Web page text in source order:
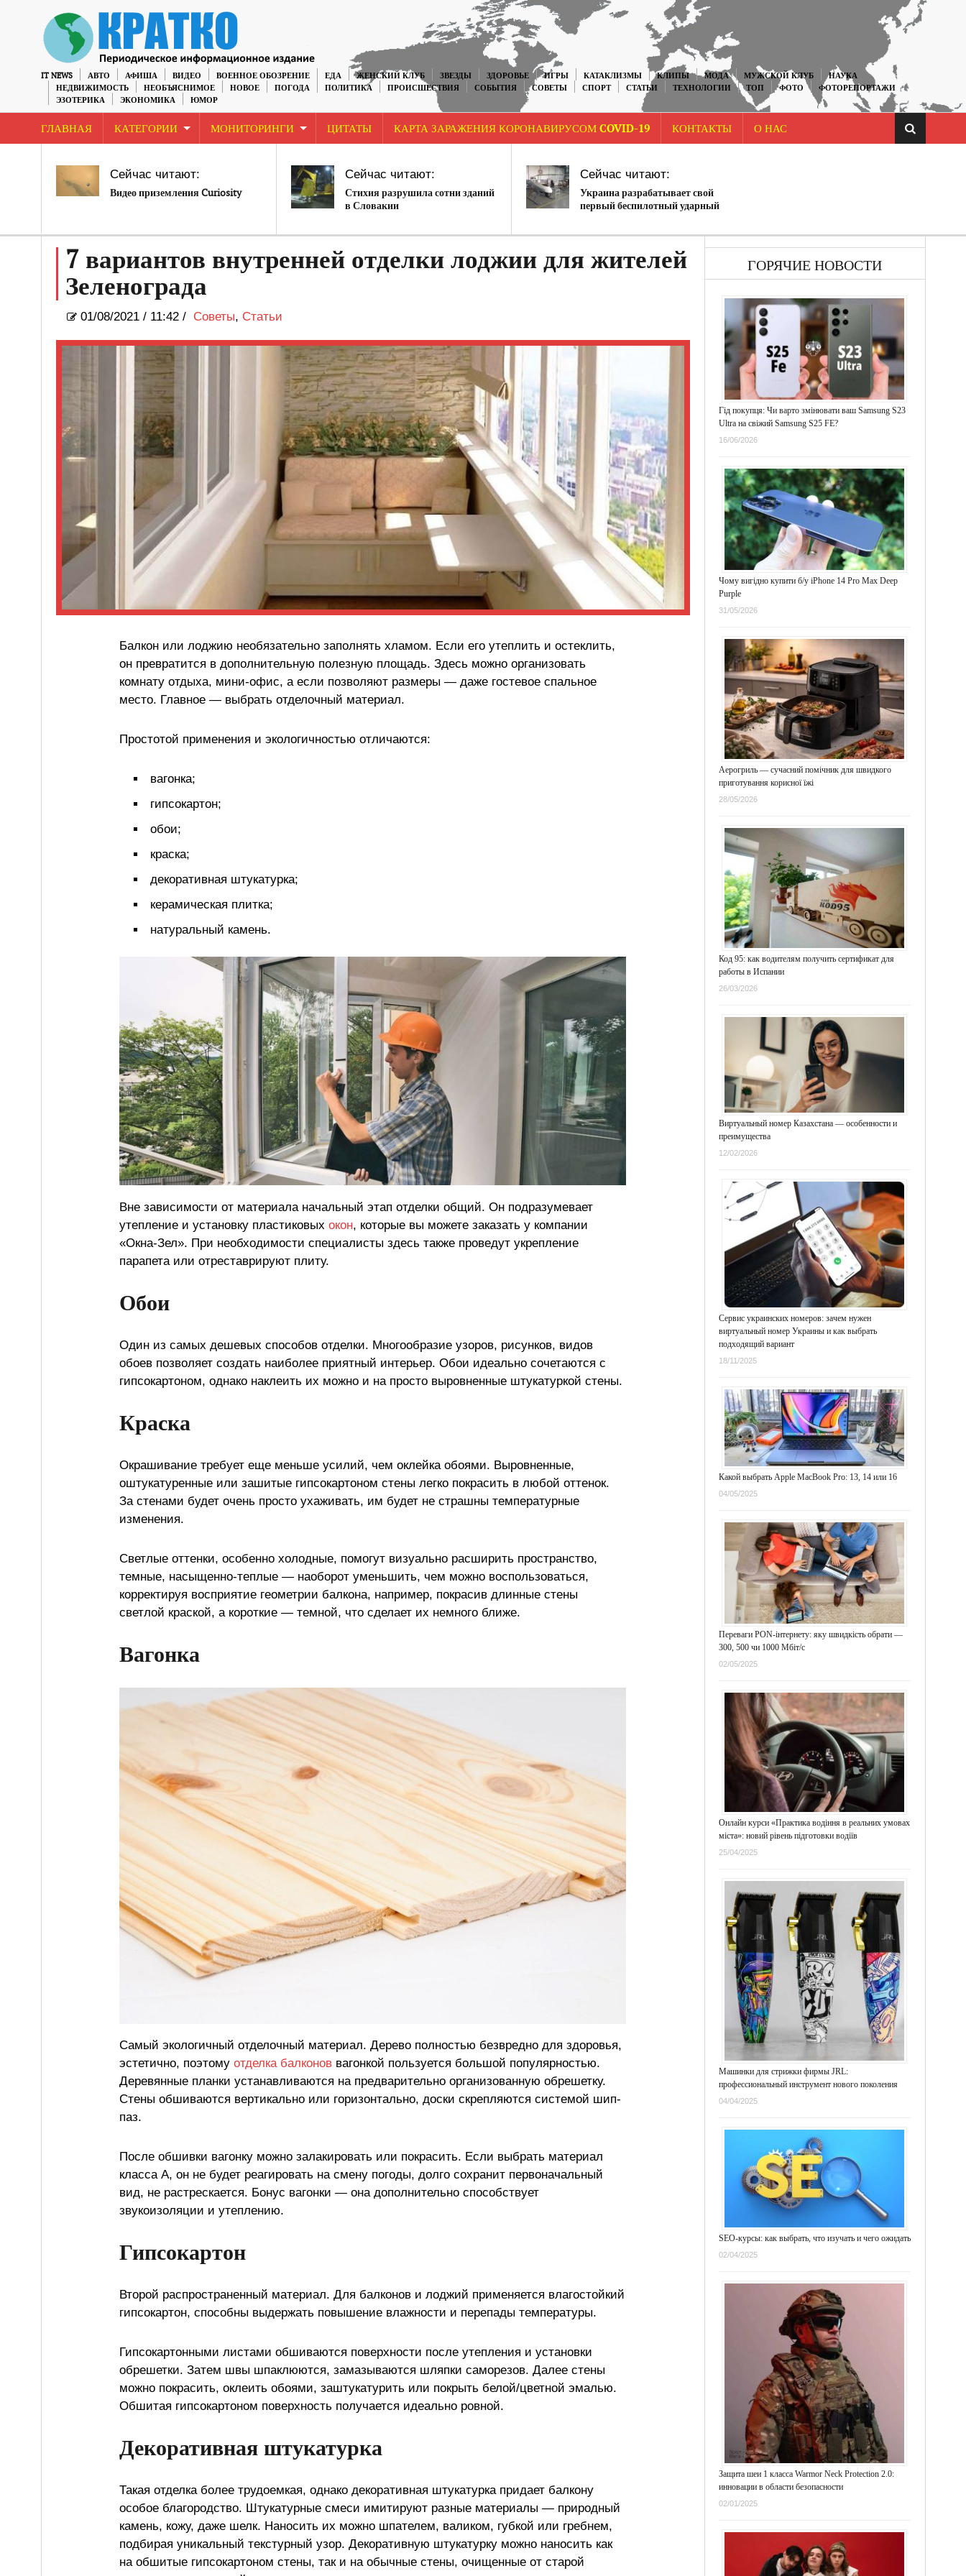
IT NEWS АВТО АФИША ВИДЕО ВОЕННОЕ ОБОЗРЕНИЕ ЕДА ЖЕНСКИЙ КЛУБ ЗВЕЗДЫ ЗДОРОВЬЕ ИГРЫ КАТАКЛИЗМЫ КЛИПЫ МОДА МУЖСКОЙ КЛУБ
НАУКА
НЕДВИЖИМОСТЬ
НЕОБЪЯСНИМОЕ НОВОЕ ПОГОДА ПОЛИТИКА ПРОИСШЕСТВИЯ СОБЫТИЯ СОВЕТЫ СПОРТ СТАТЬИ ТЕХНОЛОГИИ ТОП ФОТО
ФОТОРЕПОРТАЖИ
ЭЗОТЕРИКА
ЭКОНОМИКА ЮМОР
ГЛАВНАЯ КАТЕГОРИИ МОНИТОРИНГИ ЦИТАТЫ КАРТА ЗАРАЖЕНИЯ КОРОНАВИРУСОМ COVID-19 КОНТАКТЫ О НАС
Сейчас читают:
Видео приземления Curiosity
Сейчас читают:
Стихия разрушила сотни зданий
в Словакии
Сейчас читают:
Украина разрабатывает свой
первый беспилотный ударный
7 вариантов внутренней отделки лоджии для жителей
Зеленограда
01/08/2021/ 11:42 / Советы, Статьи
Балкон или лоджию необязательно заполнять хламом. Если его утеплить и остеклить,
он превратится в дополнительную полезную площадь. Здесь можно организовать
комнату отдыха, мини-офис, а если позволяют размеры — даже гостевое спальное
место. Главное — выбрать отделочный материал.
Простотой применения и экологичностью отличаются:
вагонка;
гипсокартон;
обои;
краска;
декоративная штукатурка;
керамическая плитка;
натуральный камень.
Вне зависимости от материала начальный этап отделки общий. Он подразумевает
утепление и установку пластиковых окон, которые вы можете заказать у компании
«Окна-Зел». При необходимости специалисты здесь также проведут укрепление
парапета или отреставрируют плиту.
Обои
Один из самых дешевых способов отделки. Многообразие узоров, рисунков, видов
обоев позволяет создать наиболее приятный интерьер. Обои идеально сочетаются с
гипсокартоном, однако наклеить их можно и на просто выровненные штукатуркой стены.
Краска
Окрашивание требует еще меньше усилий, чем оклейка обоями. Выровненные,
оштукатуренные или зашитые гипсокартоном стены легко покрасить в любой оттенок.
За стенами будет очень просто ухаживать, им будет не страшны температурные
изменения.
Светлые оттенки, особенно холодные, помогут визуально расширить пространство,
темные, насыщенно-теплые — наоборот уменьшить, чем можно воспользоваться,
корректируя восприятие геометрии балкона, например, покрасив длинные стены
светлой краской, а короткие — темной, что сделает их немного ближе.
Вагонка
Самый экологичный отделочный материал. Дерево полностью безвредно для здоровья,
эстетично, поэтому отделка балконоввагонкой пользуется большой популярностью.
Деревянные планки устанавливаются на предварительно организованную обрешетку.
Стены обшиваются вертикально или горизонтально, доски скрепляются системой шип-
паз.
После обшивки вагонку можно залакировать или покрасить. Если выбрать материал
класса А, он не будет реагировать на смену погоды, долго сохранит первоначальный
вид, не растрескается. Бонус вагонки — она дополнительно способствует
звукоизоляции и утеплению.
Гипсокартон
Второй распространенный материал. Для балконов и лоджий применяется влагостойкий
гипсокартон, способны выдержать повышение влажности и перепады температуры.
Гипсокартонными листами обшиваются поверхности после утепления и установки
обрешетки. Затем швы шпаклюются, замазываются шляпки саморезов. Далее стены
можно покрасить, оклеить обоями, заштукатурить или покрыть белой/цветной эмалью.
Обшитая гипсокартоном поверхность получается идеально ровной.
Декоративная штукатурка
Такая отделка более трудоемкая, однако декоративная штукатурка придает балкону
особое благородство. Штукатурные смеси имитируют разные материалы — природный
камень, кожу, даже шелк. Наносить их можно шпателем, валиком, губкой или гребнем,
подбирая уникальный текстурный узор. Декоративную штукатурку можно наносить как
на обшитые гипсокартоном стены, так и на обычные стены, очищенные от старой
ГОРЯЧИЕ НОВОСТИ
Гід покупця: Чи варто змінювати ваш Samsung S23
Ultra на свіжий Samsung S25 FE?
16/06/2026
Чому вигідно купити б/у iPhone 14 Pro Max Deep
Purple
31/05/2026
Аерогриль — сучасний помічник для швидкого
приготування корисної їжі
28/05/2026
Код 95: как водителям получить сертификат для
работы в Испании
26/03/2026
Виртуальный номер Казахстана — особенности и
преимущества
12/02/2026
Сервис украинских номеров: зачем нужен
виртуальный номер Украины и как выбрать
подходящий вариант
18/11/2025
Какой выбрать Apple MacBook Pro: 13, 14 или 16
04/05/2025
Переваги PON-інтернету: яку швидкість обрати —
300, 500 чи 1000 Мбіт/с
02/05/2025
Онлайн курси «Практика водіння в реальних умовах
міста»: новий рівень підготовки водіїв
25/04/2025
Машинки для стрижки фирмы JRL:
профессиональный инструмент нового поколения
04/04/2025
SEO-курсы: как выбрать, что изучать и чего ожидать
02/04/2025
Защита шеи 1 класса Warmor Neck Protection 2.0:
инновации в области безопасности
02/01/2025